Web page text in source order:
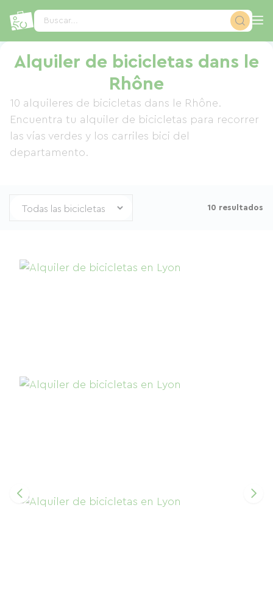
Buscar...
Alquiler de bicicletas dans le
Rhône
10 alquileres de bicicletas dans le Rhône.
Encuentra tu alquiler de bicicletas para recorrer
las vías verdes y los carriles bici del
departamento.
10 resultados
Panel de gestión de cookies